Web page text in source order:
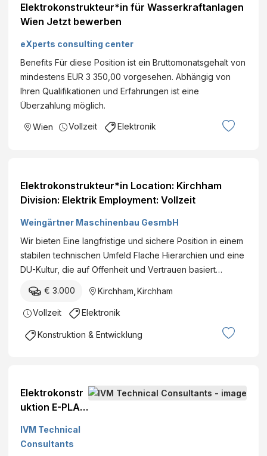
Elektrokonstrukteur*in für Wasserkraftanlagen
Wien Jetzt bewerben
eXperts consulting center
Benefits Für diese Position ist ein Bruttomonatsgehalt von
mindestens EUR 3 350,00 vorgesehen. Abhängig von
Ihren Qualifikationen und Erfahrungen ist eine
Überzahlung möglich.
Wien Vollzeit Elektronik
Elektrokonstrukteur*in Location: Kirchham
Division: Elektrik Employment: Vollzeit
Weingärtner Maschinenbau GesmbH
Wir bieten Eine langfristige und sichere Position in einem
stabilen technischen Umfeld Flache Hierarchien und eine
DU-Kultur, die auf Offenheit und Vertrauen basiert…
€ 3.000 Kirchham Kirchham
Vollzeit Elektronik
Konstruktion & Entwicklung
Elektrokonstr
uktion E-PLAN
IVM Technical
Consultants